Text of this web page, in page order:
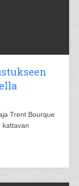
Trent Bourque
kattavan